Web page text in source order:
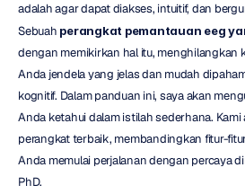
adalah agar dapat diakses, intuitif, dan
Sebuah perangkat pemantauan eeg
dengan memikirkan hal itu, menghilangkan
Anda jendela yang jelas dan mudah
kognitif. Dalam panduan ini, saya akan
Anda ketahui dalam istilah sederhana.
perangkat terbaik, membandingkan fitur-
Anda memulai perjalanan dengan percaya
PhD.